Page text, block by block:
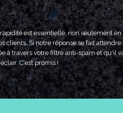
est essentielle, non seulement
clients. Si notre réponse se fait
à travers votre filtre anti-spam et qu'il
C'est promis !